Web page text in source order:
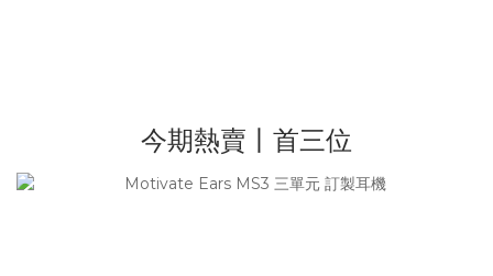
今期熱賣丨首三位